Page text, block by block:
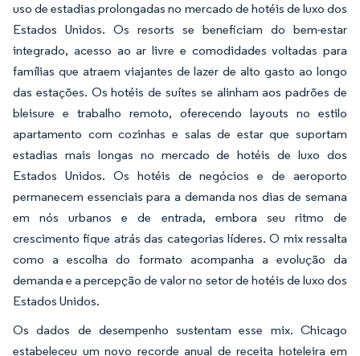
uso de estadias prolongadas no mercado de hotéis de luxo dos
Estados Unidos. Os resorts se beneficiam do bem-estar
integrado, acesso ao ar livre e comodidades voltadas para
famílias que atraem viajantes de lazer de alto gasto ao longo
das estações. Os hotéis de suítes se alinham aos padrões de
bleisure e trabalho remoto, oferecendo layouts no estilo
apartamento com cozinhas e salas de estar que suportam
estadias mais longas no mercado de hotéis de luxo dos
Estados Unidos. Os hotéis de negócios e de aeroporto
permanecem essenciais para a demanda nos dias de semana
em nós urbanos e de entrada, embora seu ritmo de
crescimento fique atrás das categorias líderes. O mix ressalta
como a escolha do formato acompanha a evolução da
demanda e a percepção de valor no setor de hotéis de luxo dos
Estados Unidos.
Os dados de desempenho sustentam esse mix. Chicago
estabeleceu um novo recorde anual de receita hoteleira em